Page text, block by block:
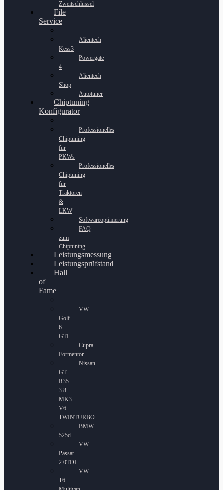
Zweitschlüssel
File
Service
Alientech
Kess3
Powergate
4
Alientech
Shop
Autotuner
Chiptuning
Konfigurator
Professionelles
Chiptuning
für
PKWs
Professionelles
Chiptuning
für
Traktoren
&
LKW
Softwareoptimierung
FAQ
zum
Chiptuning
Leistungsmessung
Leistungsprüfstand
Hall
of
Fame
VW
Golf
6
GTI
Cupra
Formentor
Nissan
GT-
R35
3.8
MK3
V6
TWINTURBO
BMW
525d
VW
Passat
2.0TDI
VW
T6